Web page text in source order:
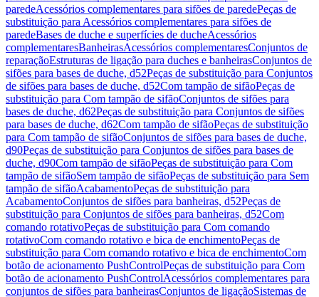
paredeAcessórios complementares para sifões de paredePeças de
substituição para Acessórios complementares para sifões de
paredeBases de duche e superfícies de ducheAcessórios
complementaresBanheirasAcessórios complementaresConjuntos de
reparaçãoEstruturas de ligação para duches e banheirasConjuntos de
sifões para bases de duche, d52Peças de substituição para Conjuntos
de sifões para bases de duche, d52Com tampão de sifãoPeças de
substituição para Com tampão de sifãoConjuntos de sifões para
bases de duche, d62Peças de substituição para Conjuntos de sifões
para bases de duche, d62Com tampão de sifãoPeças de substituição
para Com tampão de sifãoConjuntos de sifões para bases de duche,
d90Peças de substituição para Conjuntos de sifões para bases de
duche, d90Com tampão de sifãoPeças de substituição para Com
tampão de sifãoSem tampão de sifãoPeças de substituição para Sem
tampão de sifãoAcabamentoPeças de substituição para
AcabamentoConjuntos de sifões para banheiras, d52Peças de
substituição para Conjuntos de sifões para banheiras, d52Com
comando rotativoPeças de substituição para Com comando
rotativoCom comando rotativo e bica de enchimentoPeças de
substituição para Com comando rotativo e bica de enchimentoCom
botão de acionamento PushControlPeças de substituição para Com
botão de acionamento PushControlAcessórios complementares para
conjuntos de sifões para banheirasConjuntos de ligaçãoSistemas de